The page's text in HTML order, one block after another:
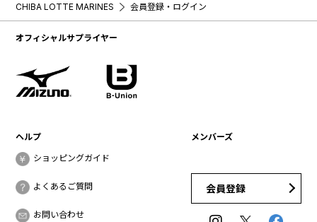
CHIBA LOTTE MARINES 会員登録・ログイン
オフィシャルサプライヤー
ヘルプ
ショッピングガイド
よくあるご質問
お問い合わせ
メンバーズ
会員登録